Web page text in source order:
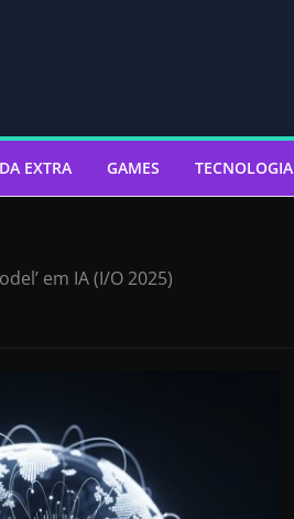
EXTRA GAMES TECNOLOGIA
em IA (I/O 2025)